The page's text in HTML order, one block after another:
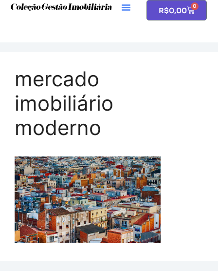
R$0,00 0
mercado
imobiliário
moderno